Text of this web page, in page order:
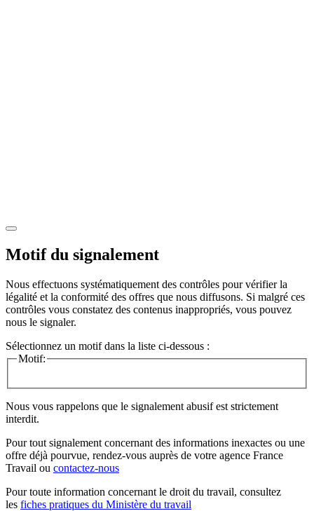
Motif du signalement
Nous effectuons systématiquement des contrôles pour vérifier la
légalité et la conformité des offres que nous diffusons. Si malgré ces
contrôles vous constatez des contenus inappropriés, vous pouvez
nous le signaler.
Sélectionnez un motif dans la liste ci-dessous :
Motif:
Nous vous rappelons que le signalement abusif est strictement
interdit.
Pour tout signalement concernant des informations inexactes ou une
offre déjà pourvue, rendez-vous auprès de votre agence France
Travail ou contactez-nous
Pour toute information concernant le droit du travail, consultez
les fiches pratiques du Ministère du travail